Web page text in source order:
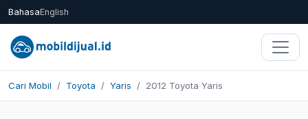
BahasaEnglish
Cari Mobil Toyota Yaris 2012 Toyota Yaris